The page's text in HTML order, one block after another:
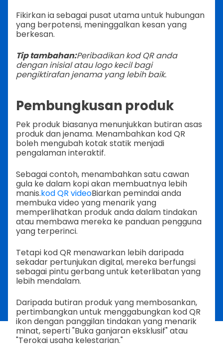
Fikirkan ia sebagai pusat utama untuk hubungan
yang berpotensi, meninggalkan kesan yang
berkesan.
Tip tambahan:Peribadikan kod QR anda
dengan inisial atau logo kecil bagi
pengiktirafan jenama yang lebih baik.
Pembungkusan produk
Pek produk biasanya menunjukkan butiran asas
produk dan jenama. Menambahkan kod QR
boleh mengubah kotak statik menjadi
pengalaman interaktif.
Sebagai contoh, menambahkan satu cawan
gula ke dalam kopi akan membuatnya lebih
manis.kod QR videoBiarkan pemindai anda
membuka video yang menarik yang
memperlihatkan produk anda dalam tindakan
atau membawa mereka ke panduan pengguna
yang terperinci.
Tetapi kod QR menawarkan lebih daripada
sekadar pertunjukan digital, mereka berfungsi
sebagai pintu gerbang untuk keterlibatan yang
lebih mendalam.
Daripada butiran produk yang membosankan,
pertimbangkan untuk menggabungkan kod QR
ikon dengan panggilan tindakan yang menarik
minat, seperti "Buka ganjaran eksklusif" atau
"Terokai usaha kelestarian."